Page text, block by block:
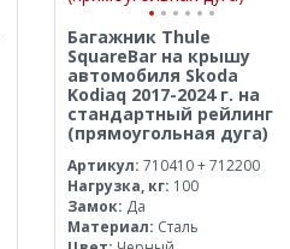
Багажник Thule
SquareBar на крышу
автомобиля Skoda
Kodiaq 2017-2024 г. на
стандартный рейлинг
(прямоугольная дуга)
Артикул: 710410 + 712200
Нагрузка, кг: 100
Замок: Да
Материал: Сталь